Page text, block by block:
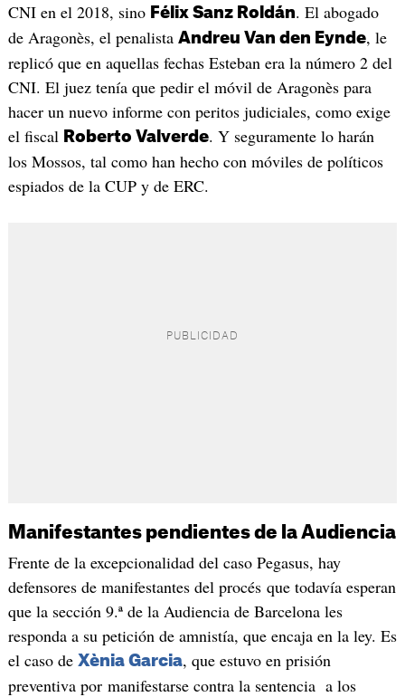
CNI en el 2018, sino Félix Sanz Roldán. El abogado
de Aragonès, el penalista Andreu Van den Eynde, le
replicó que en aquellas fechas Esteban era la número 2 del
CNI. El juez tenía que pedir el móvil de Aragonès para
hacer un nuevo informe con peritos judiciales, como exige
el fiscal Roberto Valverde. Y seguramente lo harán
los Mossos, tal como han hecho con móviles de políticos
espiados de la CUP y de ERC.
Manifestantes pendientes de la Audiencia
Frente de la excepcionalidad del caso Pegasus, hay
defensores de manifestantes del procés que todavía esperan
que la sección 9.ª de la Audiencia de Barcelona les
responda a su petición de amnistía, que encaja en la ley. Es
el caso de Xènia Garcia, que estuvo en prisión
preventiva por manifestarse contra la sentencia a los